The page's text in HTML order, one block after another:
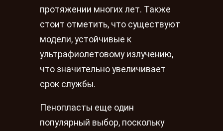
протяжении многих лет. Также
стоит отметить, что существуют
модели, устойчивые к
ультрафиолетовому излучению,
что значительно увеличивает
срок службы.
Пенопласты еще один
популярный выбор, поскольку